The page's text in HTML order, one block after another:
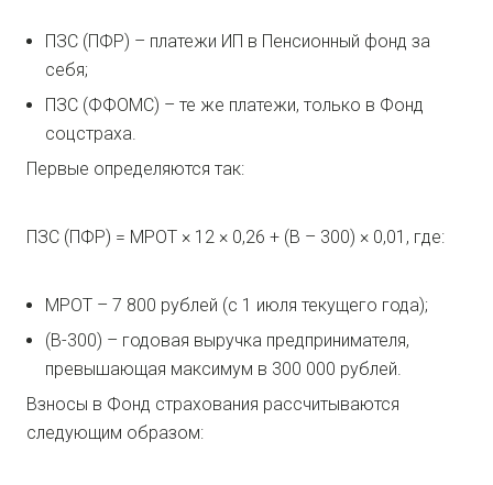
ПЗС (ПФР) – платежи ИП в Пенсионный фонд за
себя;
ПЗС (ФФОМС) – те же платежи, только в Фонд
соцстраха.
Первые определяются так:
ПЗС (ПФР) = МРОТ × 12 × 0,26 + (В – 300) × 0,01, где:
МРОТ – 7 800 рублей (с 1 июля текущего года);
(В-300) – годовая выручка предпринимателя,
превышающая максимум в 300 000 рублей.
Взносы в Фонд страхования рассчитываются
следующим образом: